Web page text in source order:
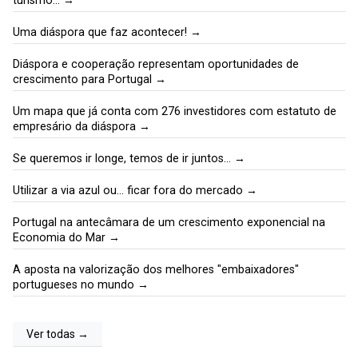
Uma diáspora que faz acontecer! →
Diáspora e cooperação representam oportunidades de
crescimento para Portugal →
Um mapa que já conta com 276 investidores com estatuto de
empresário da diáspora →
Se queremos ir longe, temos de ir juntos… →
Utilizar a via azul ou… ficar fora do mercado →
Portugal na antecâmara de um crescimento exponencial na
Economia do Mar →
A aposta na valorização dos melhores "embaixadores"
portugueses no mundo →
Ver todas →